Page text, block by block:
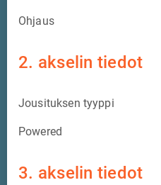
Ohjaus
2. akselin tiedot
Jousituksen tyyppi
Powered
3. akselin tiedot